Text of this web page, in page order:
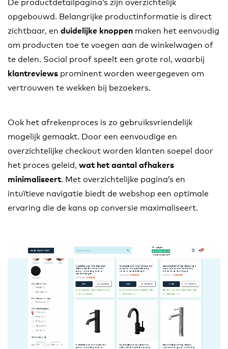
opgebouwd. Belangrijke productinformatie is direct
zichtbaar, en duidelijke knoppen maken het eenvoudig
om producten toe te voegen aan de winkelwagen of
te delen. Social proof speelt een grote rol, waarbij
klantreviews prominent worden weergegeven om
vertrouwen te wekken bij bezoekers.
Ook het afrekenproces is zo gebruiksvriendelijk
mogelijk gemaakt. Door een eenvoudige en
overzichtelijke checkout worden klanten soepel door
het proces geleid, wat het aantal afhakers
minimaliseert. Met overzichtelijke pagina’s en
intuïtieve navigatie biedt de webshop een optimale
ervaring die de kans op conversie maximaliseert.